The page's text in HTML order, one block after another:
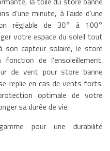
d’une minute, à l’aide d’une
réglable de 30° à 100°
votre espace du soleil tout
son capteur solaire, le store
de l’ensoleillement.
de vent pour store banne
replie en cas de vents forts.
optimale de votre
sa durée de vie.
pour une durabilité